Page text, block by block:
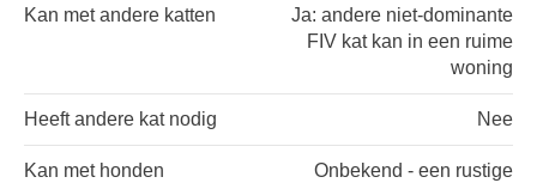
Kan met andere katten
Ja: andere niet-dominante
FIV kat kan in een ruime
woning
Heeft andere kat nodig Nee
Kan met honden
Onbekend - een rustige